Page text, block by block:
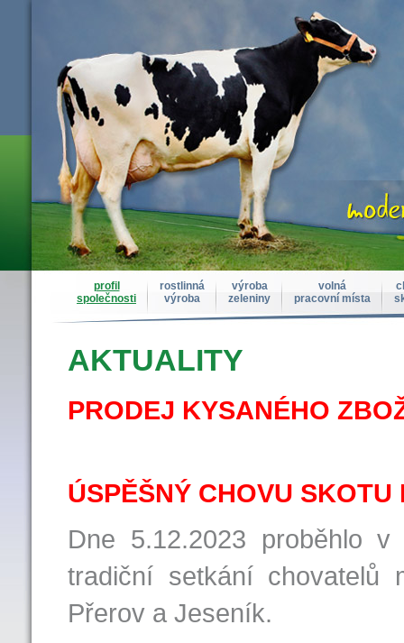
profil
společnosti
rostlinná
výroba
výroba
zeleniny
volná
pracovní místa
AKTUALITY
PRODEJ KYSANÉHO
ÚSPĚŠNÝ CHOVU
Dne 5.12.2023 proběhlo
tradiční setkání chovatelů
Přerov a Jeseník.